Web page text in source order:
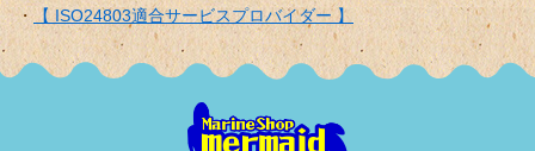
【 ISO24803適合サービスプロバイダー 】